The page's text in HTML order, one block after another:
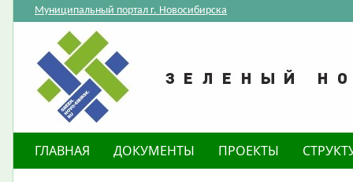
Муниципальный портал г. Новосибирска
ГЛАВНАЯ ДОКУМЕНТЫ ПРОЕКТЫ